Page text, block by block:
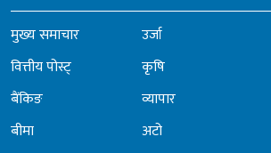
मुख्य समाचार
वित्तीय पोस्ट्
बैंकिङ
बीमा
उर्जा
कृषि
व्यापार
अटो